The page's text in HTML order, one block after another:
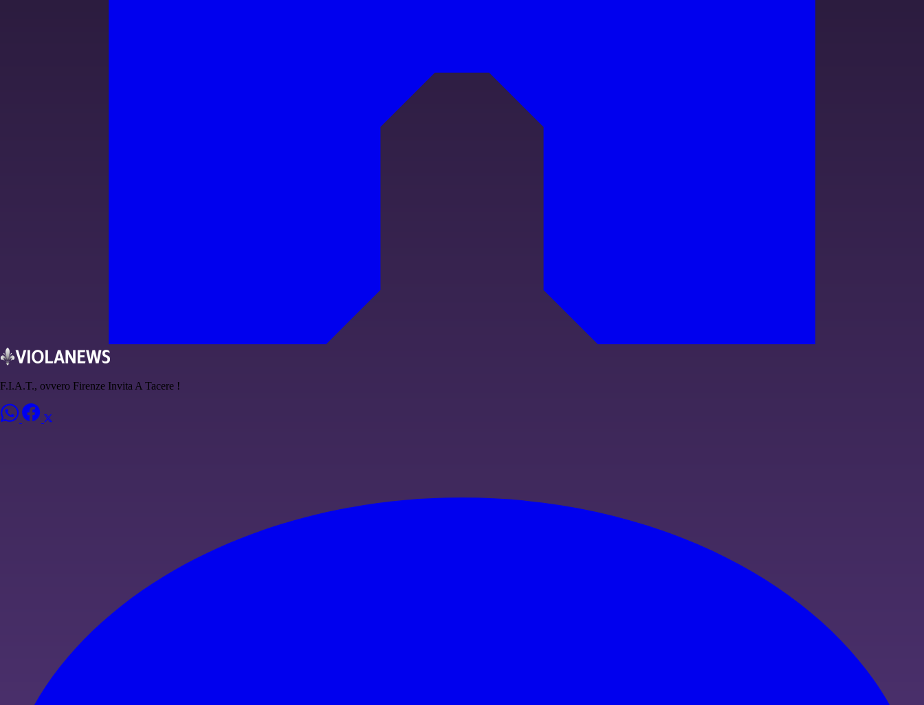
F.I.A.T., ovvero Firenze Invita A Tacere !